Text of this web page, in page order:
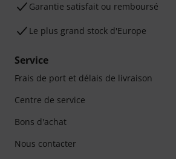
Garantie satisfait ou remboursé
Le plus grand stock d'Europe
Service
Frais de port et délais de livraison
Centre de service
Bons d'achat
Nous contacter